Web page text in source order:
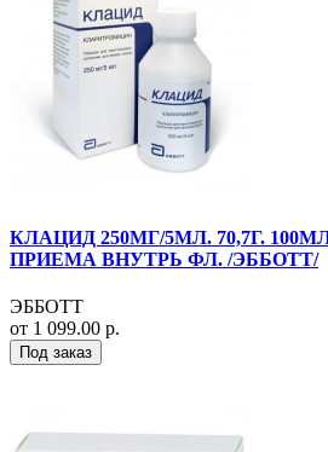
КЛАЦИД 250МГ/5МЛ. 70,7Г.
ПРИЕМА ВНУТРЬ ФЛ. /ЭББОТТ/
ЭББОТТ
от 1 099.00 р.
Под заказ